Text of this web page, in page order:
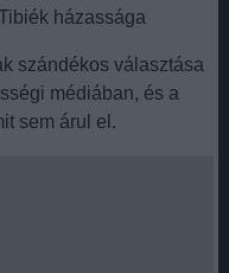
házassága
szándékos választása
médiában, és a
sem árul el.